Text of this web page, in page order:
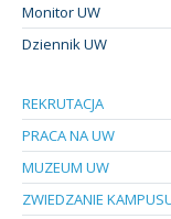
Monitor UW
Dziennik UW
REKRUTACJA
PRACA NA UW
MUZEUM UW
ZWIEDZANIE